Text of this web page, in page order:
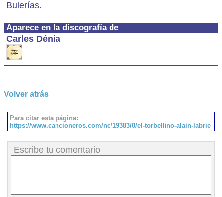
Bulerías.
Aparece en la discografía de
Carles Dénia
Volver atrás
Para citar esta página:
https://www.cancioneros.com/nc/19383/0/el-torbellino-alain-labrie
Escribe tu comentario